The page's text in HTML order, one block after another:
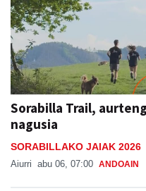
Sorabilla Trail,
nagusia
SORABILLAKO JAIAK 2026
Aiurri